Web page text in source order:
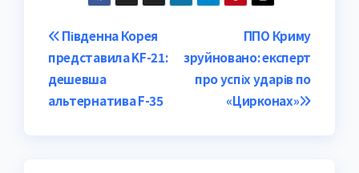
Post
navigation
ППО Криму
зруйновано: експерт
про успіх ударів по
«Цирконах»
Південна Корея
представила KF-21:
дешевша
альтернатива F-35